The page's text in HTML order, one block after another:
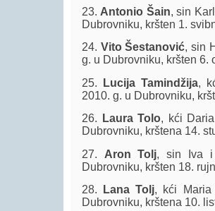
23. Antonio Šain, sin
Dubrovniku, kršten 1.
24. Vito Šestanović, sin
g. u Dubrovniku, kršten 6.
25.
Lucija Tamindžija,
2010. g. u Dubrovniku,
26.
Laura Tolo, kći
Dubrovniku, krštena 14.
27. Aron Tolj, sin Iva i
Dubrovniku, kršten 18.
28.
Lana Tolj, kći
Dubrovniku, krštena 10.